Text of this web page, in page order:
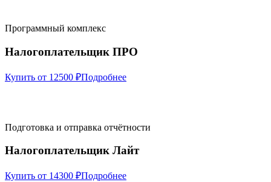
Программный комплекс
Налогоплательщик ПРО
Купить от 12500 ₽Подробнее
Подготовка и отправка отчётности
Налогоплательщик Лайт
Купить от 14300 ₽Подробнее